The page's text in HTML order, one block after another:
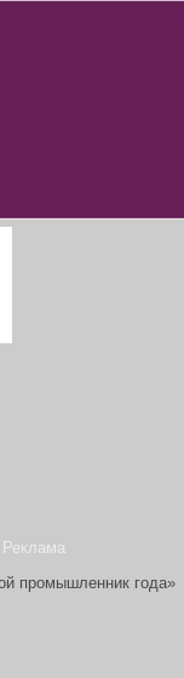
Реклама
промышленник года»